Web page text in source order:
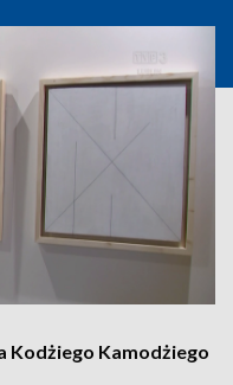
Kodżiego Kamodżiego